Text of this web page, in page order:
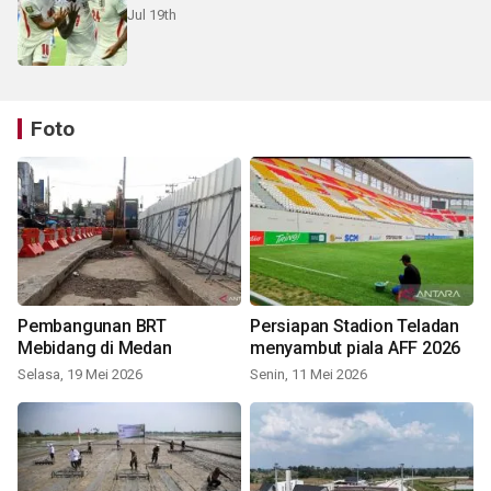
Jul 19th
Foto
Pembangunan BRT
Mebidang di Medan
Selasa, 19 Mei 2026
Persiapan Stadion Teladan
menyambut piala AFF 2026
Senin, 11 Mei 2026